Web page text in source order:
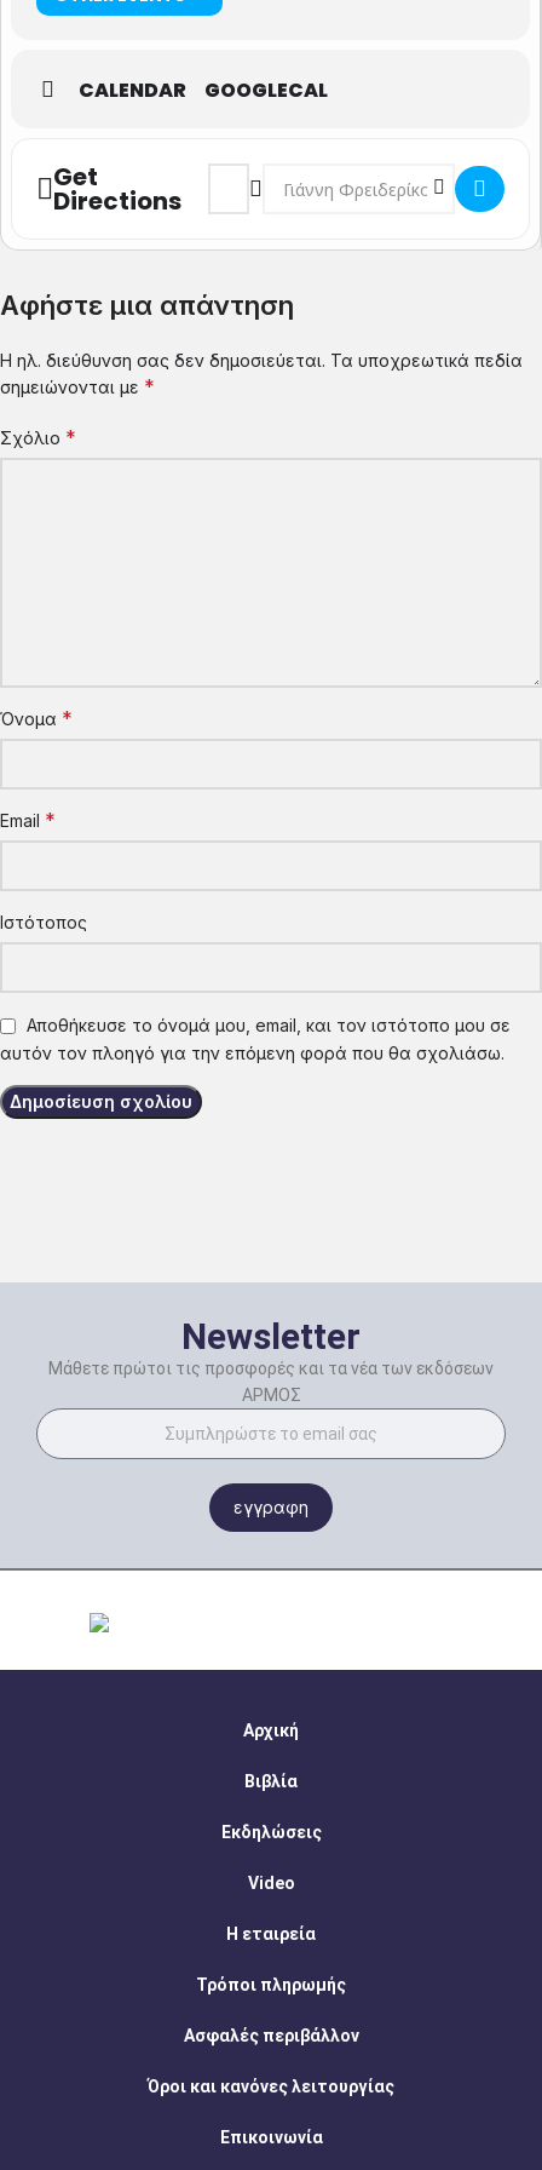
CALENDAR GOOGLECAL
Get
Directions
Address - "Κρυμμένη ψυχική ομορφιά"
Destination Address - "Κρυμμένη
Αφήστε μια απάντηση
Η ηλ. διεύθυνση σας δεν δημοσιεύεται. Τα υποχρεωτικά πεδία
σημειώνονται με *
Σχόλιο *
Όνομα *
Email *
Ιστότοπος
Αποθήκευσε το όνομά μου, email, και τον ιστότοπο μου σε
αυτόν τον πλοηγό για την επόμενη φορά που θα σχολιάσω.
Newsletter
Μάθετε πρώτοι τις προσφορές και τα νέα των εκδόσεων
ΑΡΜΟΣ
εγγραφη
Αρχική
Βιβλία
Εκδηλώσεις
Video
Η εταιρεία
Τρόποι πληρωμής
Ασφαλές περιβάλλον
Όροι και κανόνες λειτουργίας
Επικοινωνία